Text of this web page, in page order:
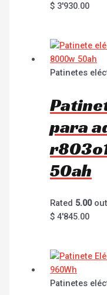
$ 3'930.00
Patinetes
para
50ah
Rated 5.00
$ 4'845.00
Patinetes